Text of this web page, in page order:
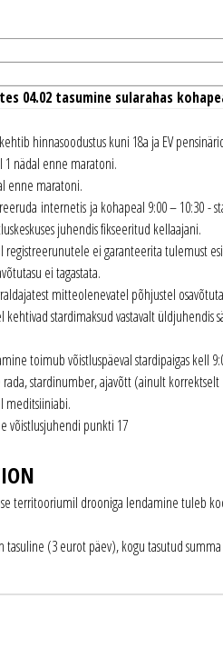
04.02 tasumine sularahas
hinnasoodustus kuni 18a ja EV
nädal enne maratoni.
enne maratoni.
internetis ja kohapeal 9:00 – 10:30 -
juhendis fikseeritud kellaajani.
registreerunutele ei garanteerita tulemust
ei tagastata.
mitteolenevatel põhjustel
kehtivad stardimaksud vastavalt
toimub võistluspäeval stardipaigas kell
rada, stardinumber, ajavõtt (ainult
meditsiiniabi.
võistlusjuhendi punkti 17
territooriumil drooniga lendamine tuleb
(3 eurot päev), kogu tasutud